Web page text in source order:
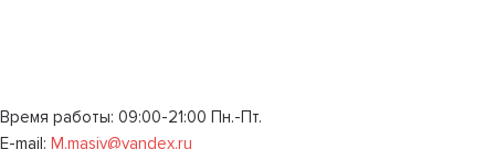
Время работы: 09:00-21:00 Пн.-Пт.
E-mail: M.masiv@yandex.ru